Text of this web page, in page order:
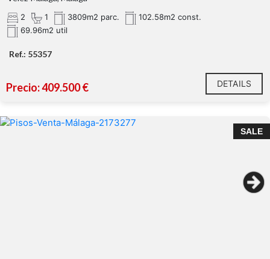
2 1 3809m2 parc.
102.58m2 const.
69.96m2 util
Ref.: 55357
Precio: 409.500 € DETAILS
SALE